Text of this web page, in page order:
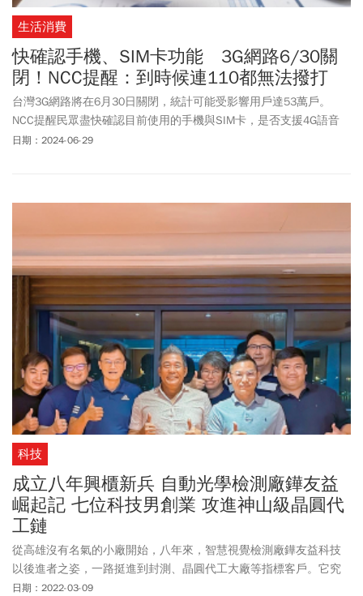
生活消費
快確認手機、SIM卡功能 3G網路6/30關
閉！NCC提醒：到時候連110都無法撥打
台灣3G網路將在6月30日關閉，統計可能受影響用戶達53萬戶。
NCC提醒民眾盡快確認目前使用的手機與SIM卡，是否支援4G語音
（VoLTE）功能，以確保通訊權益，否則可能無法撥打緊急電話110
日期：2024-06-29
科技
成立八年興櫃新兵 自動光學檢測廠鏵友益
崛起記 七位科技男創業 攻進神山級晶圓代
工鏈
從高雄沒有名氣的小廠開始，八年來，智慧視覺檢測廠鏵友益科技
以後進者之姿，一路挺進到封測、晶圓代工大廠等指標客戶。它究
竟有何本事？
日期：2022-03-09